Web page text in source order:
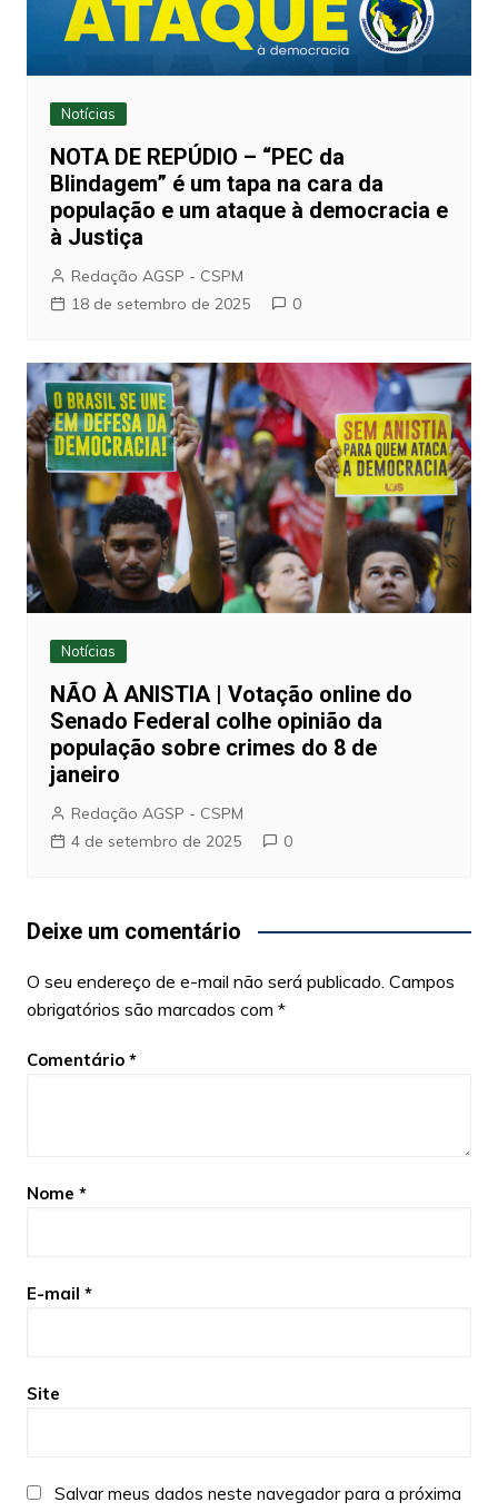
Notícias
NOTA DE REPÚDIO – “PEC da
Blindagem” é um tapa na cara da
população e um ataque à democracia e
à Justiça
Redação AGSP - CSPM
18 de setembro de 2025
0
Notícias
NÃO À ANISTIA | Votação online do
Senado Federal colhe opinião da
população sobre crimes do 8 de
janeiro
Redação AGSP - CSPM
4 de setembro de 2025
0
Deixe um comentário
O seu endereço de e-mail não será publicado. Campos
obrigatórios são marcados com *
Comentário *
Nome *
E-mail *
Site
Salvar meus dados neste navegador para a próxima